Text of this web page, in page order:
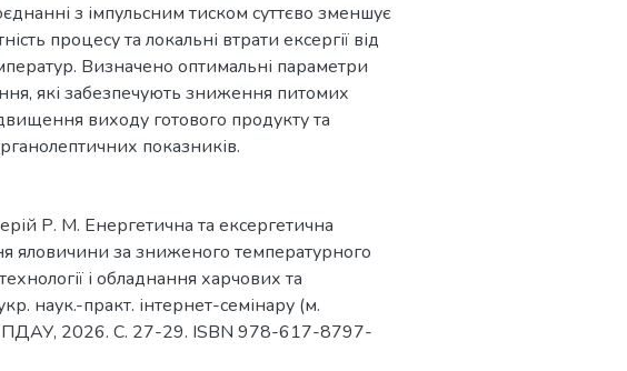
з імпульсним тиском суттєво зменшує
процесу та локальні втрати ексергії від
Визначено оптимальні параметри
які забезпечують зниження питомих
виходу готового продукту та
показників.
Р. М. Енергетична та ексергетична
яловичини за зниженого температурного
і обладнання харчових та
наук.-практ. інтернет-семінару (м.
: ПДАУ, 2026. C. 27-29. ISBN 978-617-8797-